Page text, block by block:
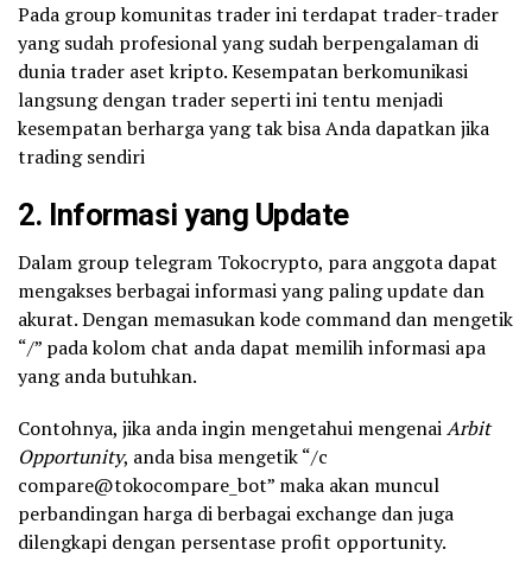
Pada group komunitas trader ini terdapat trader-trader
yang sudah profesional yang sudah berpengalaman di
dunia trader aset kripto. Kesempatan berkomunikasi
langsung dengan trader seperti ini tentu menjadi
kesempatan berharga yang tak bisa Anda dapatkan jika
trading sendiri
2. Informasi yang Update
Dalam group telegram Tokocrypto, para anggota dapat
mengakses berbagai informasi yang paling update dan
akurat. Dengan memasukan kode command dan mengetik
“/” pada kolom chat anda dapat memilih informasi apa
yang anda butuhkan.
Contohnya, jika anda ingin mengetahui mengenaiArbit
Opportunity, anda bisa mengetik “/c
compare@tokocompare_bot” maka akan muncul
perbandingan harga di berbagai exchange dan juga
dilengkapi dengan persentase profit opportunity.